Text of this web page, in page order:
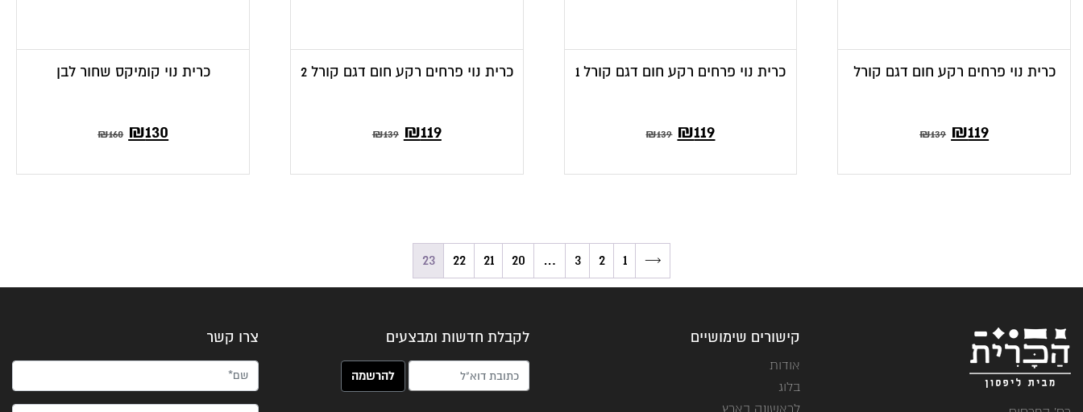
כרית נוי פרחים רקע חום דגם קורל
₪139 ₪119
כרית נוי פרחים רקע חום דגם קורל 1
₪139 ₪119
כרית נוי פרחים רקע חום דגם קורל 2
₪139 ₪119
כרית נוי קומיקס שחור לבן
₪160 המחיר
₪130
→
1
2
3
…
20
21
22
23
קישורים שימושיים
אודות
בלוג
לראשונה בארץ
לקבלת חדשות ומבצעים
האימייל שלך (חובה)
צרו קשר
שם*